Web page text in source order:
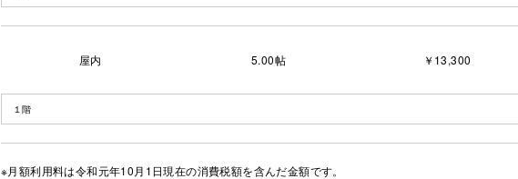
屋内 5.00帖 ￥13,300
１階
※月額利用料は令和元年10月1日現在の消費税額を含んだ金額です。